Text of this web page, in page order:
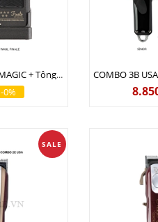
COMBO 3A USA l Tông cắt MAGIC + Tông viền DETAILER PRO LI + Cạo khô FINALE
-0%
SALE